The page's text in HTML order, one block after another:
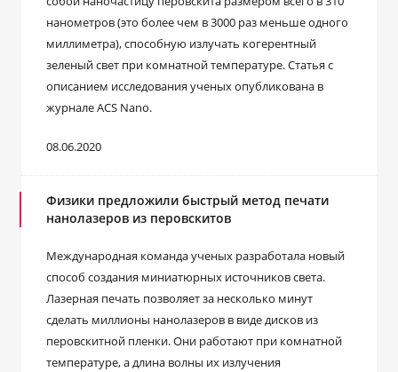
нанометров (это более чем в 3000 раз меньше одного
миллиметра), способную излучать когерентный
зеленый свет при комнатной температуре. Статья с
описанием исследования ученых опубликована в
журнале ACS Nano.
08.06.2020
Физики предложили быстрый метод печати
нанолазеров из перовскитов
Международная команда ученых разработала новый
способ создания миниатюрных источников света.
Лазерная печать позволяет за несколько минут
сделать миллионы нанолазеров в виде дисков из
перовскитной пленки. Они работают при комнатной
температуре, а длина волны их излучения